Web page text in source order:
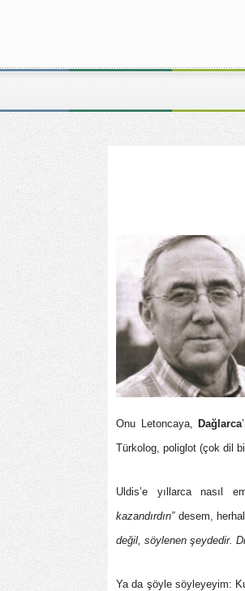
Onu Letoncaya, Dağlarca
Türkolog, poliglot (çok dil
Uldis’e yıllarca nasıl
kazandırdın”desem,
değil, söylenen şeydedir.
Ya da şöyle söyleyeyim: